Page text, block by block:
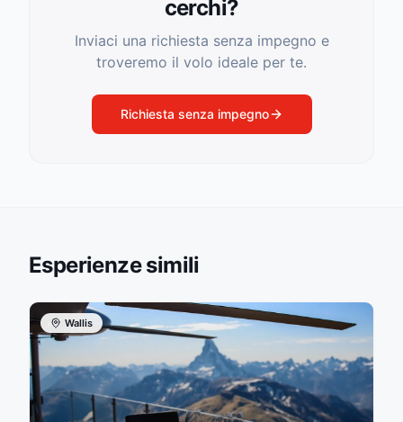
cerchi?
Inviaci una richiesta senza impegno e
troveremo il volo ideale per te.
Richiesta senza impegno
Esperienze simili
Wallis